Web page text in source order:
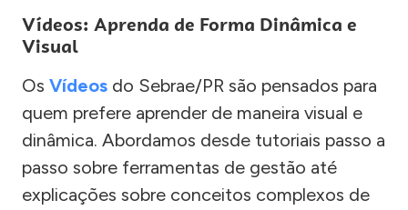
Vídeos: Aprenda de Forma Dinâmica e
Visual
Os Vídeos do Sebrae/PR são pensados para
quem prefere aprender de maneira visual e
dinâmica. Abordamos desde tutoriais passo a
passo sobre ferramentas de gestão até
explicações sobre conceitos complexos de